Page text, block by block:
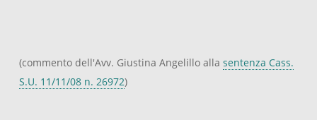
(commento dell'Avv. Giustina Angelillo alla sentenza Cass.
S.U. 11/11/08 n. 26972)